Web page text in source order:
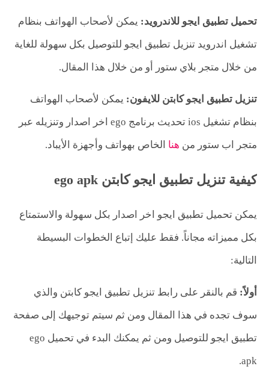
تحميل تطبيق ايجو للاندرويد: يمكن لأصحاب الهواتف بنظام
تشغيل اندرويد تنزيل تطبيق ايجو للتوصيل بكل سهولة للغاية
من خلال متجر بلاي ستور أو من خلال هذا المقال.
تنزيل تطبيق ايجو كابتن للايفون: يمكن لأصحاب الهواتف
بنظام تشغيل ios تحديث برنامج ego اخر اصدار وتنزيله عبر
متجر اب ستور من هنا الخاص بهواتف وأجهزة الأيباد.
كيفية تنزيل تطبيق ايجو كابتن ego apk
يمكن تحميل تطبيق ايجو اخر اصدار بكل سهولة والاستمتاع
بكل مميزاته مجاناً. فقط عليك إتباع الخطوات البسيطة
التالية:
أولاً: قم بالنقر على رابط تنزيل تطبيق ايجو كابتن والذي
سوف تجده في هذا المقال ومن ثم سيتم توجيهك إلى صفحة
تطبيق ايجو للتوصيل ومن ثم يمكنك البدء في تحميل ego
apk.